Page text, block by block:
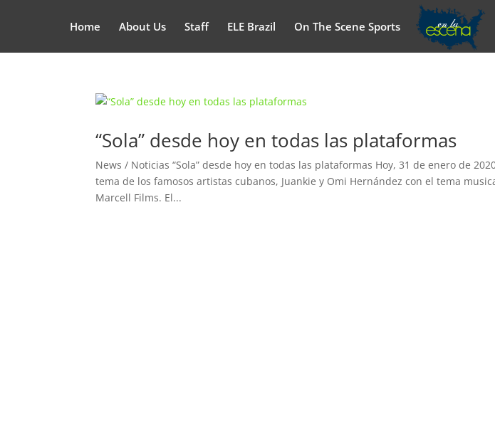
Home About Us Staff ELE Brazil On The Scene Sports
“Sola” desde hoy en todas las plataformas
News / Noticias “Sola” desde hoy en todas las plataformas Hoy, 31 de enero de
tema de los famosos artistas cubanos, Juankie y Omi Hernández con el tema
Marcell Films. El...